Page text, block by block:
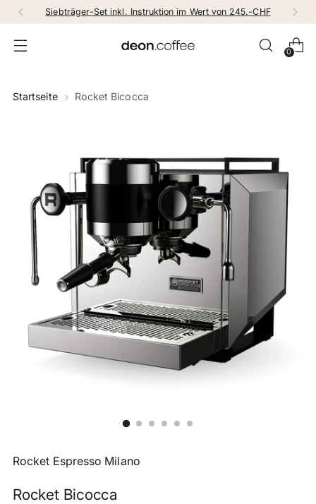
Siebträger-Set inkl. Instruktion im Wert von 245.-CHF
0
Startseite Rocket Bicocca
Rocket Espresso Milano
Rocket Bicocca